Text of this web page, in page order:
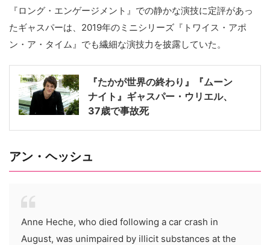
『ロング・エンゲージメント』での静かな演技に定評があっ
たギャスパーは、2019年のミニシリーズ『トワイス・アポ
ン・ア・タイム』でも繊細な演技力を披露していた。
『たかが世界の終わり』『ムーン
ナイト』ギャスパー・ウリエル、
37歳で事故死
アン・ヘッシュ
Anne Heche, who died following a car crash in
August, was unimpaired by illicit substances at the